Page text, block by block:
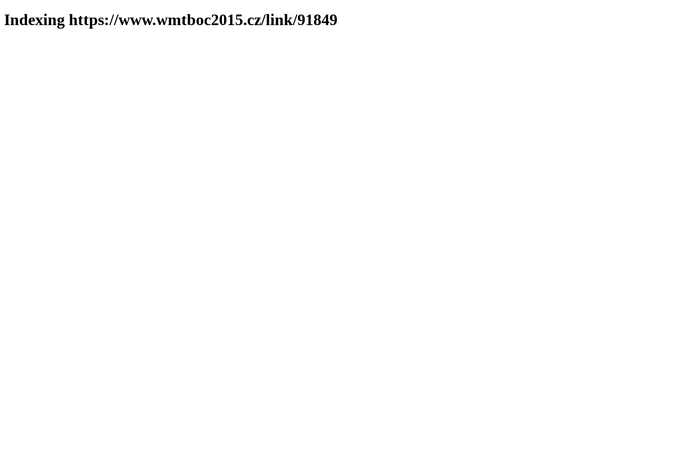
Indexing https://www.wmtboc2015.cz/link/91849